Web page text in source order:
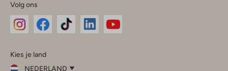
Volg ons
InstagramFacebook
Kies je land
NEDERLAND